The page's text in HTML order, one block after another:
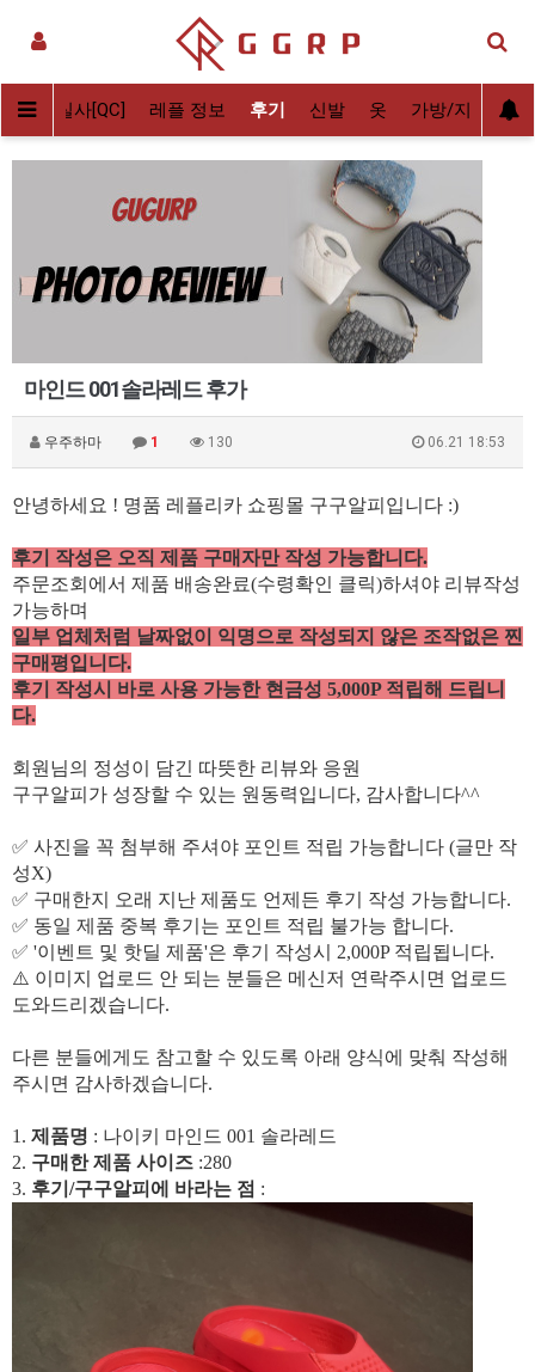
송전 실사[QC] 레플 정보 후기 신발 옷 가방/지갑 악
마인드 001솔라레드 후가
우주하마 1 130 06.21 18:53
안녕하세요 ! 명품 레플리카 쇼핑몰 구구알피입니다 :)
후기 작성은 오직 제품 구매자만 작성 가능합니다.
주문조회에서 제품 배송완료(수령확인 클릭)하셔야 리뷰작성
가능하며
일부 업체처럼 날짜없이 익명으로 작성되지 않은 조작없은 찐
구매평입니다.
후기 작성시 바로 사용 가능한 현금성 5,000P 적립해 드립니
다.
회원님의 정성이 담긴 따뜻한 리뷰와 응원
구구알피가 성장할 수 있는 원동력입니다, 감사합니다^^
✅ 사진을 꼭 첨부해 주셔야 포인트 적립 가능합니다 (글만 작
성X)
✅ 구매한지 오래 지난 제품도 언제든 후기 작성 가능합니다.
✅ 동일 제품 중복 후기는 포인트 적립 불가능 합니다.
✅ '이벤트 및 핫딜 제품'은 후기 작성시 2,000P 적립됩니다.
⚠️ 이미지 업로드 안 되는 분들은 메신저 연락주시면 업로드
도와드리겠습니다.
다른 분들에게도 참고할 수 있도록 아래 양식에 맞춰 작성해
주시면 감사하겠습니다.
1. 제품명 : 나이키 마인드 001 솔라레드
2. 구매한 제품 사이즈 :280
3. 후기/구구알피에 바라는 점 :